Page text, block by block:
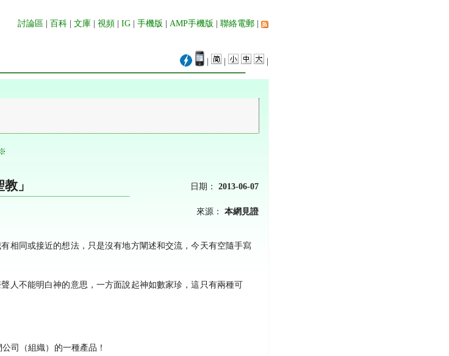
討論區 百科 文庫 視頻 IG 手機版 AMP手機版 聯絡電郵
」 日期： 2013-06-07
來源： 本網見證
相同或接近的想法，只是沒有地方闡述和交流，今天有空隨手寫
聲人不能明白神的意思，一方面說起神如數家珍，這只有兩種可
司（組織）的一種產品！